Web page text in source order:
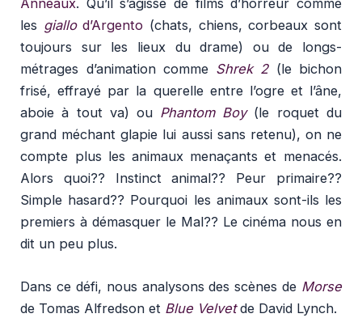
les giallod’Argento (chats, chiens, corbeaux sont
toujours sur les lieux du drame) ou de longs-
métrages d’animation comme Shrek 2 (le bichon
frisé, effrayé par la querelle entre l’ogre et l’âne,
aboie à tout va) ou Phantom Boy (le roquet du
grand méchant glapie lui aussi sans retenu), on ne
compte plus les animaux menaçants et menacés.
Alors quoi?? Instinct animal?? Peur primaire??
Simple hasard?? Pourquoi les animaux sont-ils les
premiers à démasquer le Mal?? Le cinéma nous en
dit un peu plus.
Dans ce défi, nous analysons des scènes de Morse
de Tomas Alfredsonet Blue Velvetde David Lynch.